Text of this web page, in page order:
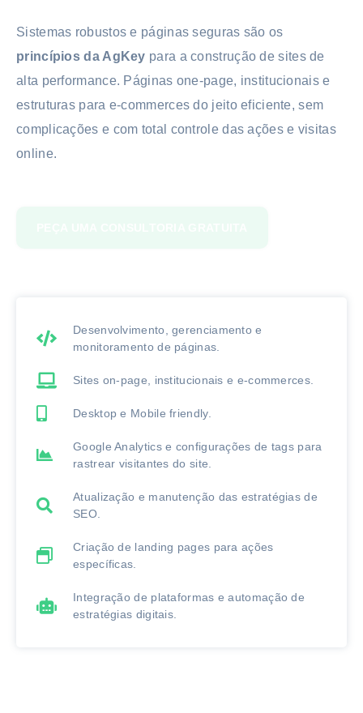
Sistemas robustos e páginas seguras são os
princípios da AgKey para a construção de sites de
alta performance. Páginas one-page, institucionais e
estruturas para e-commerces do jeito eficiente, sem
complicações e com total controle das ações e visitas
online.
Desenvolvimento, gerenciamento e
monitoramento de páginas.
Sites on-page, institucionais e e-commerces.
Desktop e Mobile friendly.
Google Analytics e configurações de tags para
rastrear visitantes do site.
Atualização e manutenção das estratégias de
SEO.
Criação de landing pages para ações
específicas.
Integração de plataformas e automação de
estratégias digitais.